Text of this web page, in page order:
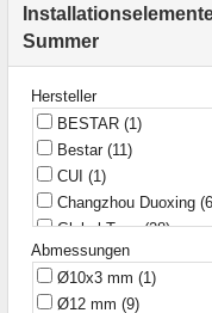
Summer
Hersteller
BESTAR (1)
Bestar (11)
CUI (1)
Changzhou Duoxing
Global Tone(28)
Hitpoint(1)
Hua Feng(1)
JLW(3)
Abmessungen
Ø10x3 mm (1)
Ø12 mm (9)